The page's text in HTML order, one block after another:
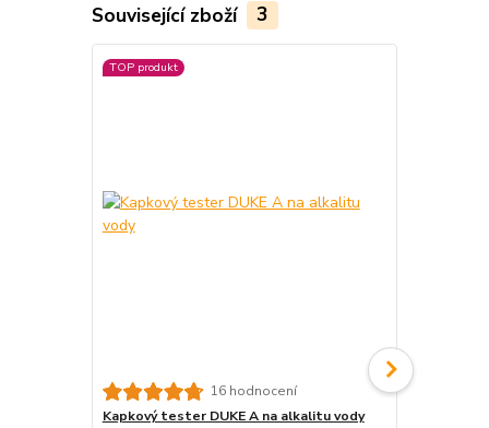
Související zboží 3
TOP produkt
16 hodnocení
Kapkový tester DUKE A na alkalitu vody